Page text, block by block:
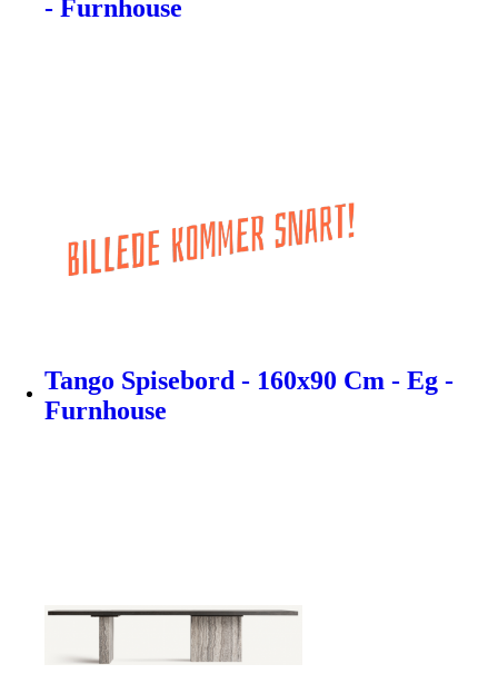
- Furnhouse
Tango Spisebord - 160x90 Cm - Eg -
Furnhouse